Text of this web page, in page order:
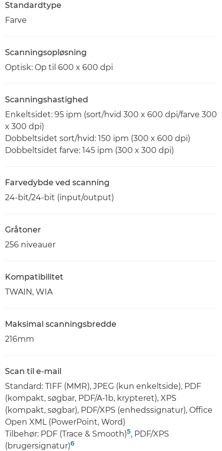
Standardtype
Farve
Scanningsopløsning
Optisk: Op til 600 x 600 dpi
Scanningshastighed
Enkeltsidet: 95 ipm (sort/hvid 300 x 600 dpi/farve 300
x 300 dpi)
Dobbeltsidet sort/hvid: 150 ipm (300 x 600 dpi)
Dobbeltsidet farve: 145 ipm (300 x 300 dpi)
Farvedybde ved scanning
24-bit/24-bit (input/output)
Gråtoner
256 niveauer
Kompatibilitet
TWAIN, WIA
Maksimal scanningsbredde
216mm
Scan til e-mail
Standard: TIFF (MMR), JPEG (kun enkeltside), PDF
(kompakt, søgbar, PDF/A-1b, krypteret), XPS
(kompakt, søgbar), PDF/XPS (enhedssignatur), Office
Open XML (PowerPoint, Word)
Tilbehør: PDF (Trace & Smooth)5, PDF/XPS
(brugersignatur)6